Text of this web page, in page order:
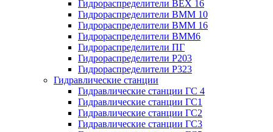
Гидрораспределители ВЕХ 16
Гидрораспределители ВММ 10
Гидрораспределители ВММ 16
Гидрораспределители ВММ6
Гидрораспределители ПГ
Гидрораспределители Р203
Гидрораспределители Р323
Гидравлические станции
Гидравлические станции ГС 4
Гидравлические станции ГС1
Гидравлические станции ГС2
Гидравлические станции ГС3